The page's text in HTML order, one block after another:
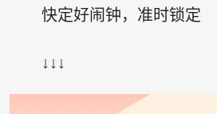
快定好闹钟，准时锁定
↓↓↓